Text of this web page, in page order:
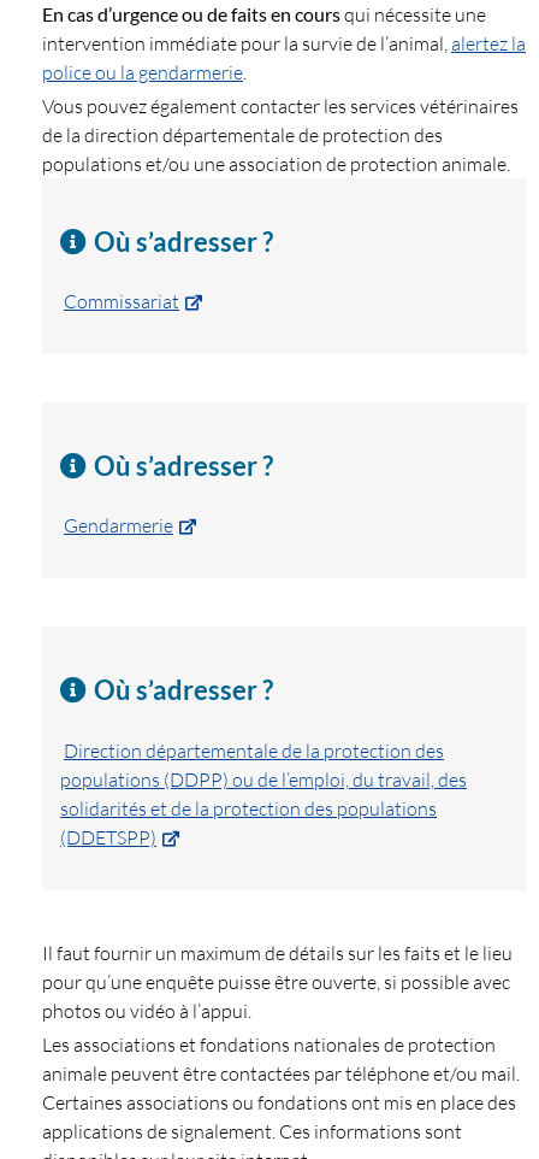
En cas d’urgence ou de faits en coursqui nécessite une
intervention immédiate pour la survie de l’animal, alertez la
police ou la gendarmerie
Vous pouvez également contacter les services vétérinaires
de la direction départementale de protection des
populations et/ou une association de protection animale.
Où s’adresser ?
Commissariat
Où s’adresser ?
Gendarmerie
Où s’adresser ?
Direction départementale de la protection des
populations (DDPP) ou de l’emploi, du travail, des
solidarités et de la protection des populations
(DDETSPP)
Il faut fournir un maximum de détails sur les faits et le lieu
pour qu’une enquête puisse être ouverte, si possible avec
photos ou vidéo à l’appui.
Les associations et fondations nationales de protection
animale peuvent être contactées par téléphone et/ou mail.
Certaines associations ou fondations ont mis en place des
applications de signalement. Ces informations sont